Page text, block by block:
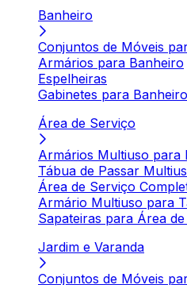
Banheiro
Conjuntos de Móveis
Armários para Banheiro
Espelheiras
Gabinetes para Banheiro
Área de Serviço
Armários Multiuso para
Tábua de Passar
Área de Serviço
Armário Multiuso para
Sapateiras para Área
Jardim e Varanda
Conjuntos de Móveis